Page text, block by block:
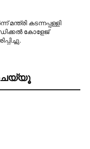
കടന്നപ്പള്ളി
കോളേജ്